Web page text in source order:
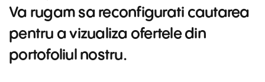
Va rugam sa reconfigurati cautarea
pentru a vizualiza ofertele din
portofoliul nostru.